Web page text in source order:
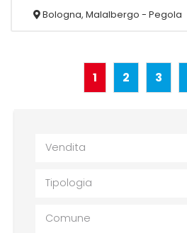
Bologna, Malalbergo - Pegola
1 2 3